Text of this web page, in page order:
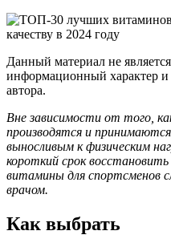
Данный материал не
информационный характер
автора.
Вне зависимости от того,
производятся и
выносливым к физическим
короткий срок
витамины для спортсменов
врачом.
Как выбрать